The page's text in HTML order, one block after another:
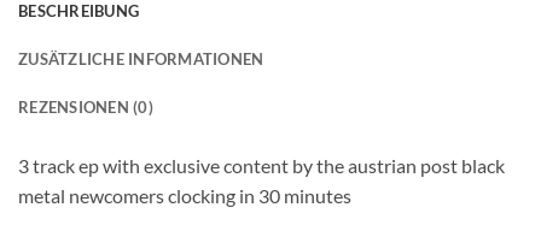
BESCHREIBUNG
ZUSÄTZLICHE INFORMATIONEN
REZENSIONEN (0)
3 track ep with exclusive content by the austrian post black
metal newcomers clocking in 30 minutes